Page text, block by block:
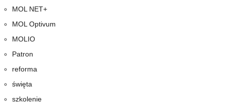
MOL NET+
MOL Optivum
MOLIO
Patron
reforma
święta
szkolenie